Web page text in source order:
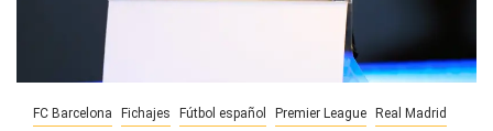
FC Barcelona Fichajes Fútbol español Premier League Real Madrid